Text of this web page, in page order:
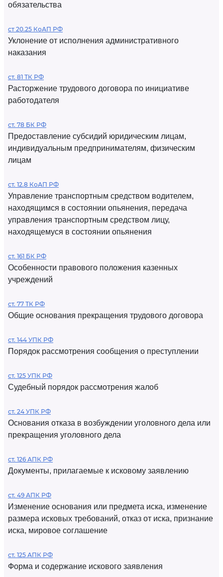
обязательства
ст 20.25 КоАП РФ
Уклонение от исполнения административного
наказания
ст. 81 ТК РФ
Расторжение трудового договора по инициативе
работодателя
ст. 78 БК РФ
Предоставление субсидий юридическим лицам,
индивидуальным предпринимателям, физическим
лицам
ст. 12.8 КоАП РФ
Управление транспортным средством водителем,
находящимся в состоянии опьянения, передача
управления транспортным средством лицу,
находящемуся в состоянии опьянения
ст. 161 БК РФ
Особенности правового положения казенных
учреждений
ст. 77 ТК РФ
Общие основания прекращения трудового договора
ст. 144 УПК РФ
Порядок рассмотрения сообщения о преступлении
ст. 125 УПК РФ
Судебный порядок рассмотрения жалоб
ст. 24 УПК РФ
Основания отказа в возбуждении уголовного дела или
прекращения уголовного дела
ст. 126 АПК РФ
Документы, прилагаемые к исковому заявлению
ст. 49 АПК РФ
Изменение основания или предмета иска, изменение
размера исковых требований, отказ от иска, признание
иска, мировое соглашение
ст. 125 АПК РФ
Форма и содержание искового заявления